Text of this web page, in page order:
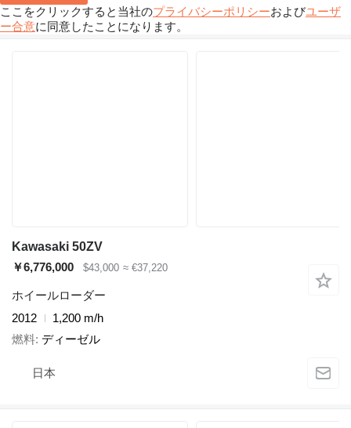
ここをクリックすると当社のプライバシーポリシーおよびユーザ
ー合意に同意したことになります。
Kawasaki 50ZV
￥6,776,000
$43,000 ≈ €37,220
ホイールローダー
2012
1,200 m/h
燃料 ディーゼル
日本